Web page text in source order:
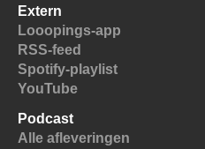
Extern
Looopings-app
RSS-feed
Spotify-playlist
YouTube
Podcast
Alle afleveringen